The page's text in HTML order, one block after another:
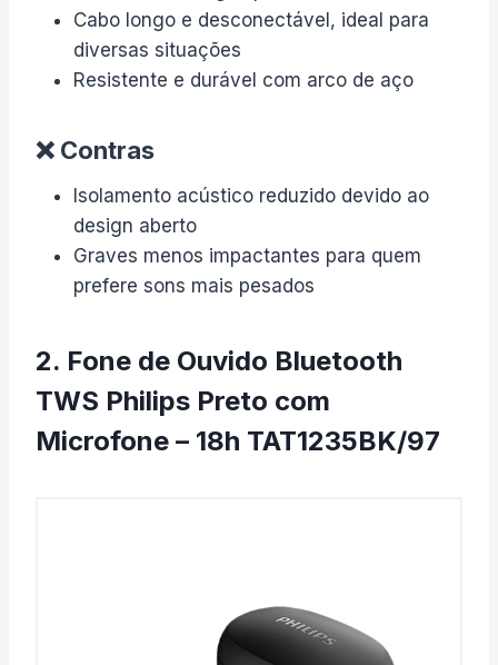
Cabo longo e desconectável, ideal para
diversas situações
Resistente e durável com arco de aço
❌ Contras
Isolamento acústico reduzido devido ao
design aberto
Graves menos impactantes para quem
prefere sons mais pesados
2. Fone de Ouvido Bluetooth
TWS Philips Preto com
Microfone – 18h TAT1235BK/97